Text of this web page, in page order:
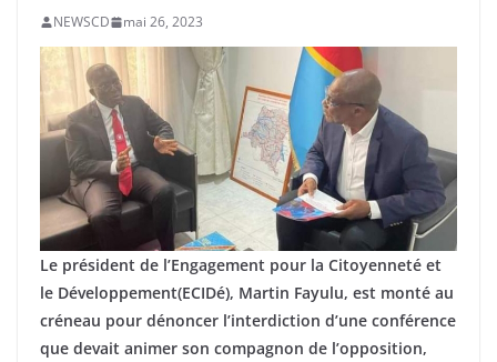
NEWSCD mai 26, 2023
Le président de l’Engagement pour la Citoyenneté et
le Développement(ECIDé), Martin Fayulu, est monté au
créneau pour dénoncer l’interdiction d’une conférence
que devait animer son compagnon de l’opposition,